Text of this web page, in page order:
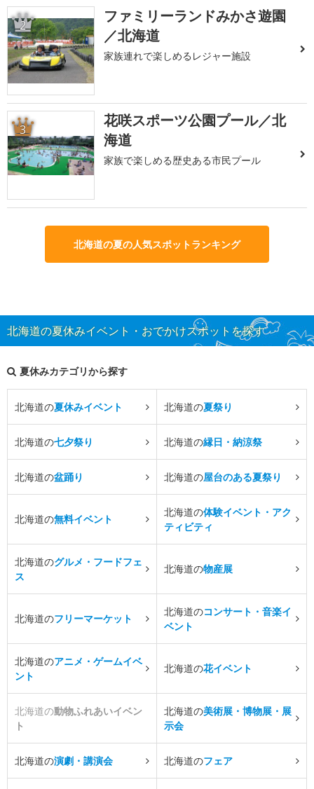
2
ファミリーランドみかさ遊園
／北海道
家族連れで楽しめるレジャー施設
3
花咲スポーツ公園プール／北
海道
家族で楽しめる歴史ある市民プール
北海道の夏の人気スポットランキング
北海道の夏休みイベント・おでかけスポットを探す
夏休みカテゴリから探す
北海道の夏休みイベント 北海道の夏祭り
北海道の七夕祭り 北海道の縁日・納涼祭
北海道の盆踊り 北海道の屋台のある夏祭り
北海道の無料イベント
北海道の体験イベント・アク
ティビティ
北海道のグルメ・フードフェ
ス
北海道の物産展
北海道のフリーマーケット
北海道のコンサート・音楽イ
ベント
北海道のアニメ・ゲームイベ
ント
北海道の花イベント
北海道の動物ふれあいイベン
ト
北海道の美術展・博物展・展
示会
北海道の演劇・講演会 北海道のフェア